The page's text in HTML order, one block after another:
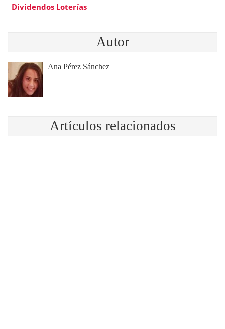
Dividendos Loterías
Autor
Ana Pérez Sánchez
Artículos relacionados